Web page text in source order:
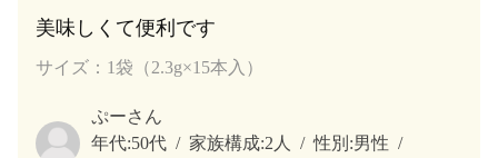
美味しくて便利です
サイズ：1袋（2.3g×15本入）
ぷーさん
年代:50代 家族構成:2人 性別:男性